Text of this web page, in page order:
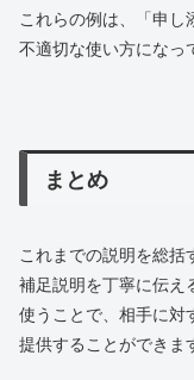
これらの例は、「申し
不適切な使い方になっ
まとめ
これまでの説明を総括
補足説明を丁寧に伝え
使うことで、相手に対
提供することができま